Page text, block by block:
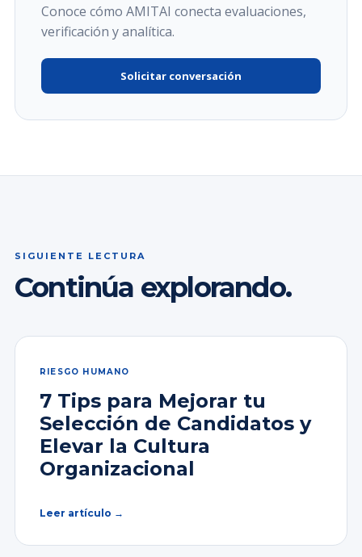
Conoce cómo AMITAI conecta evaluaciones,
verificación y analítica.
Solicitar conversación
SIGUIENTE LECTURA
Continúa explorando.
RIESGO HUMANO
7 Tips para Mejorar tu
Selección de Candidatos y
Elevar la Cultura
Organizacional
Leer artículo →